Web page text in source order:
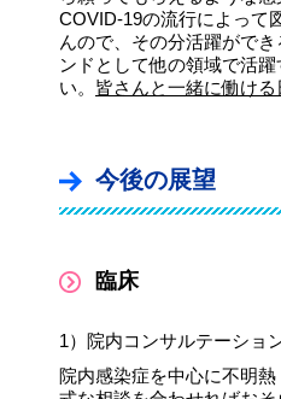
COVID-19の流行によって
んので、その分活躍がで
ンドとして他の領域で活
い。 皆さんと一緒に働け
今後の展望
臨床
1）院内コンサルテーショ
院内感染症を中心に不明